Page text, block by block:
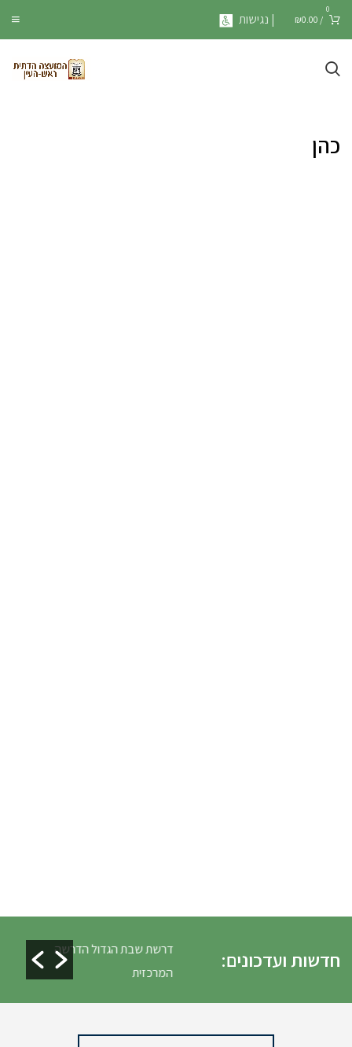
0
/
₪0.00 | נגישות
כהן
חדשות ועדכונים:
דרשת שבת הגדול הדרשה
המרכזית